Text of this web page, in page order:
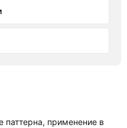
паттерна, применение в